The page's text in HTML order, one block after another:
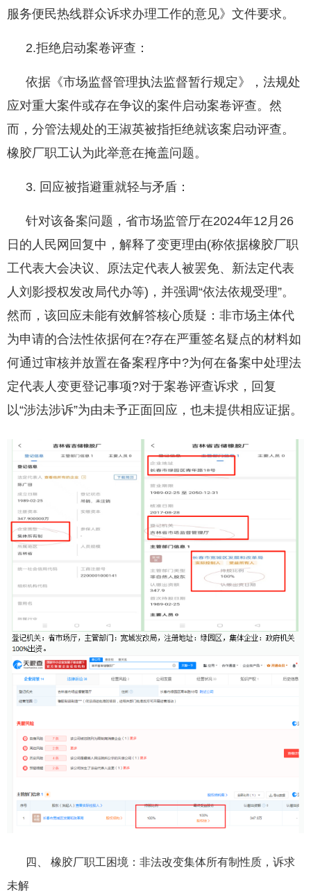
服务便民热线群众诉求办理工作的意见》文件要求。
2.拒绝启动案卷评查：
依据《市场监督管理执法监督暂行规定》，法规处
应对重大案件或存在争议的案件启动案卷评查。然
而，分管法规处的王淑英被指拒绝就该案启动评查。
橡胶厂职工认为此举意在掩盖问题。
3. 回应被指避重就轻与矛盾：
针对该备案问题，省市场监管厅在2024年12月26
日的人民网回复中，解释了变更理由(称依据橡胶厂职
工代表大会决议、原法定代表人被罢免、新法定代表
人刘影授权发改局代办等)，并强调“依法依规受理”。
然而，该回应未能有效解答核心质疑：非市场主体代
为申请的合法性依据何在?存在严重签名疑点的材料如
何通过审核并放置在备案程序中?为何在备案中处理法
定代表人变更登记事项?对于案卷评查诉求，回复
以“涉法涉诉”为由未予正面回应，也未提供相应证据。
四、 橡胶厂职工困境：非法改变集体所有制性质，诉求
未解